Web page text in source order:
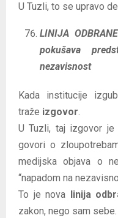
U Tuzli, to se upravo
LINIJA
pokušava
nezavisnost
Kada institucije
traže izgovor.
U Tuzli, taj izgovor je
govori o
medijska objava o
“napadom na
To je nova
linija
zakon, nego sam sebe.